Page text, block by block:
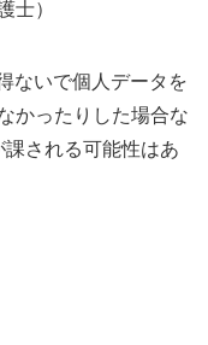
士）
ないで個人データを
かったりした場合な
される可能性はあ